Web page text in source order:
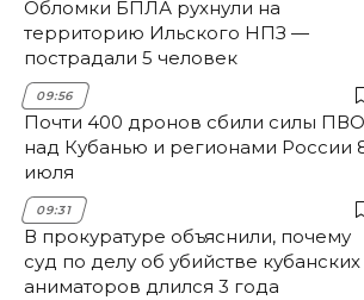
Обломки БПЛА рухнули на
территорию Ильского НПЗ —
пострадали 5 человек
09:56
Почти 400 дронов сбили силы ПВО
над Кубанью и регионами России
июля
09:31
В прокуратуре объяснили, почему
суд по делу об убийстве кубанских
аниматоров длился 3 года